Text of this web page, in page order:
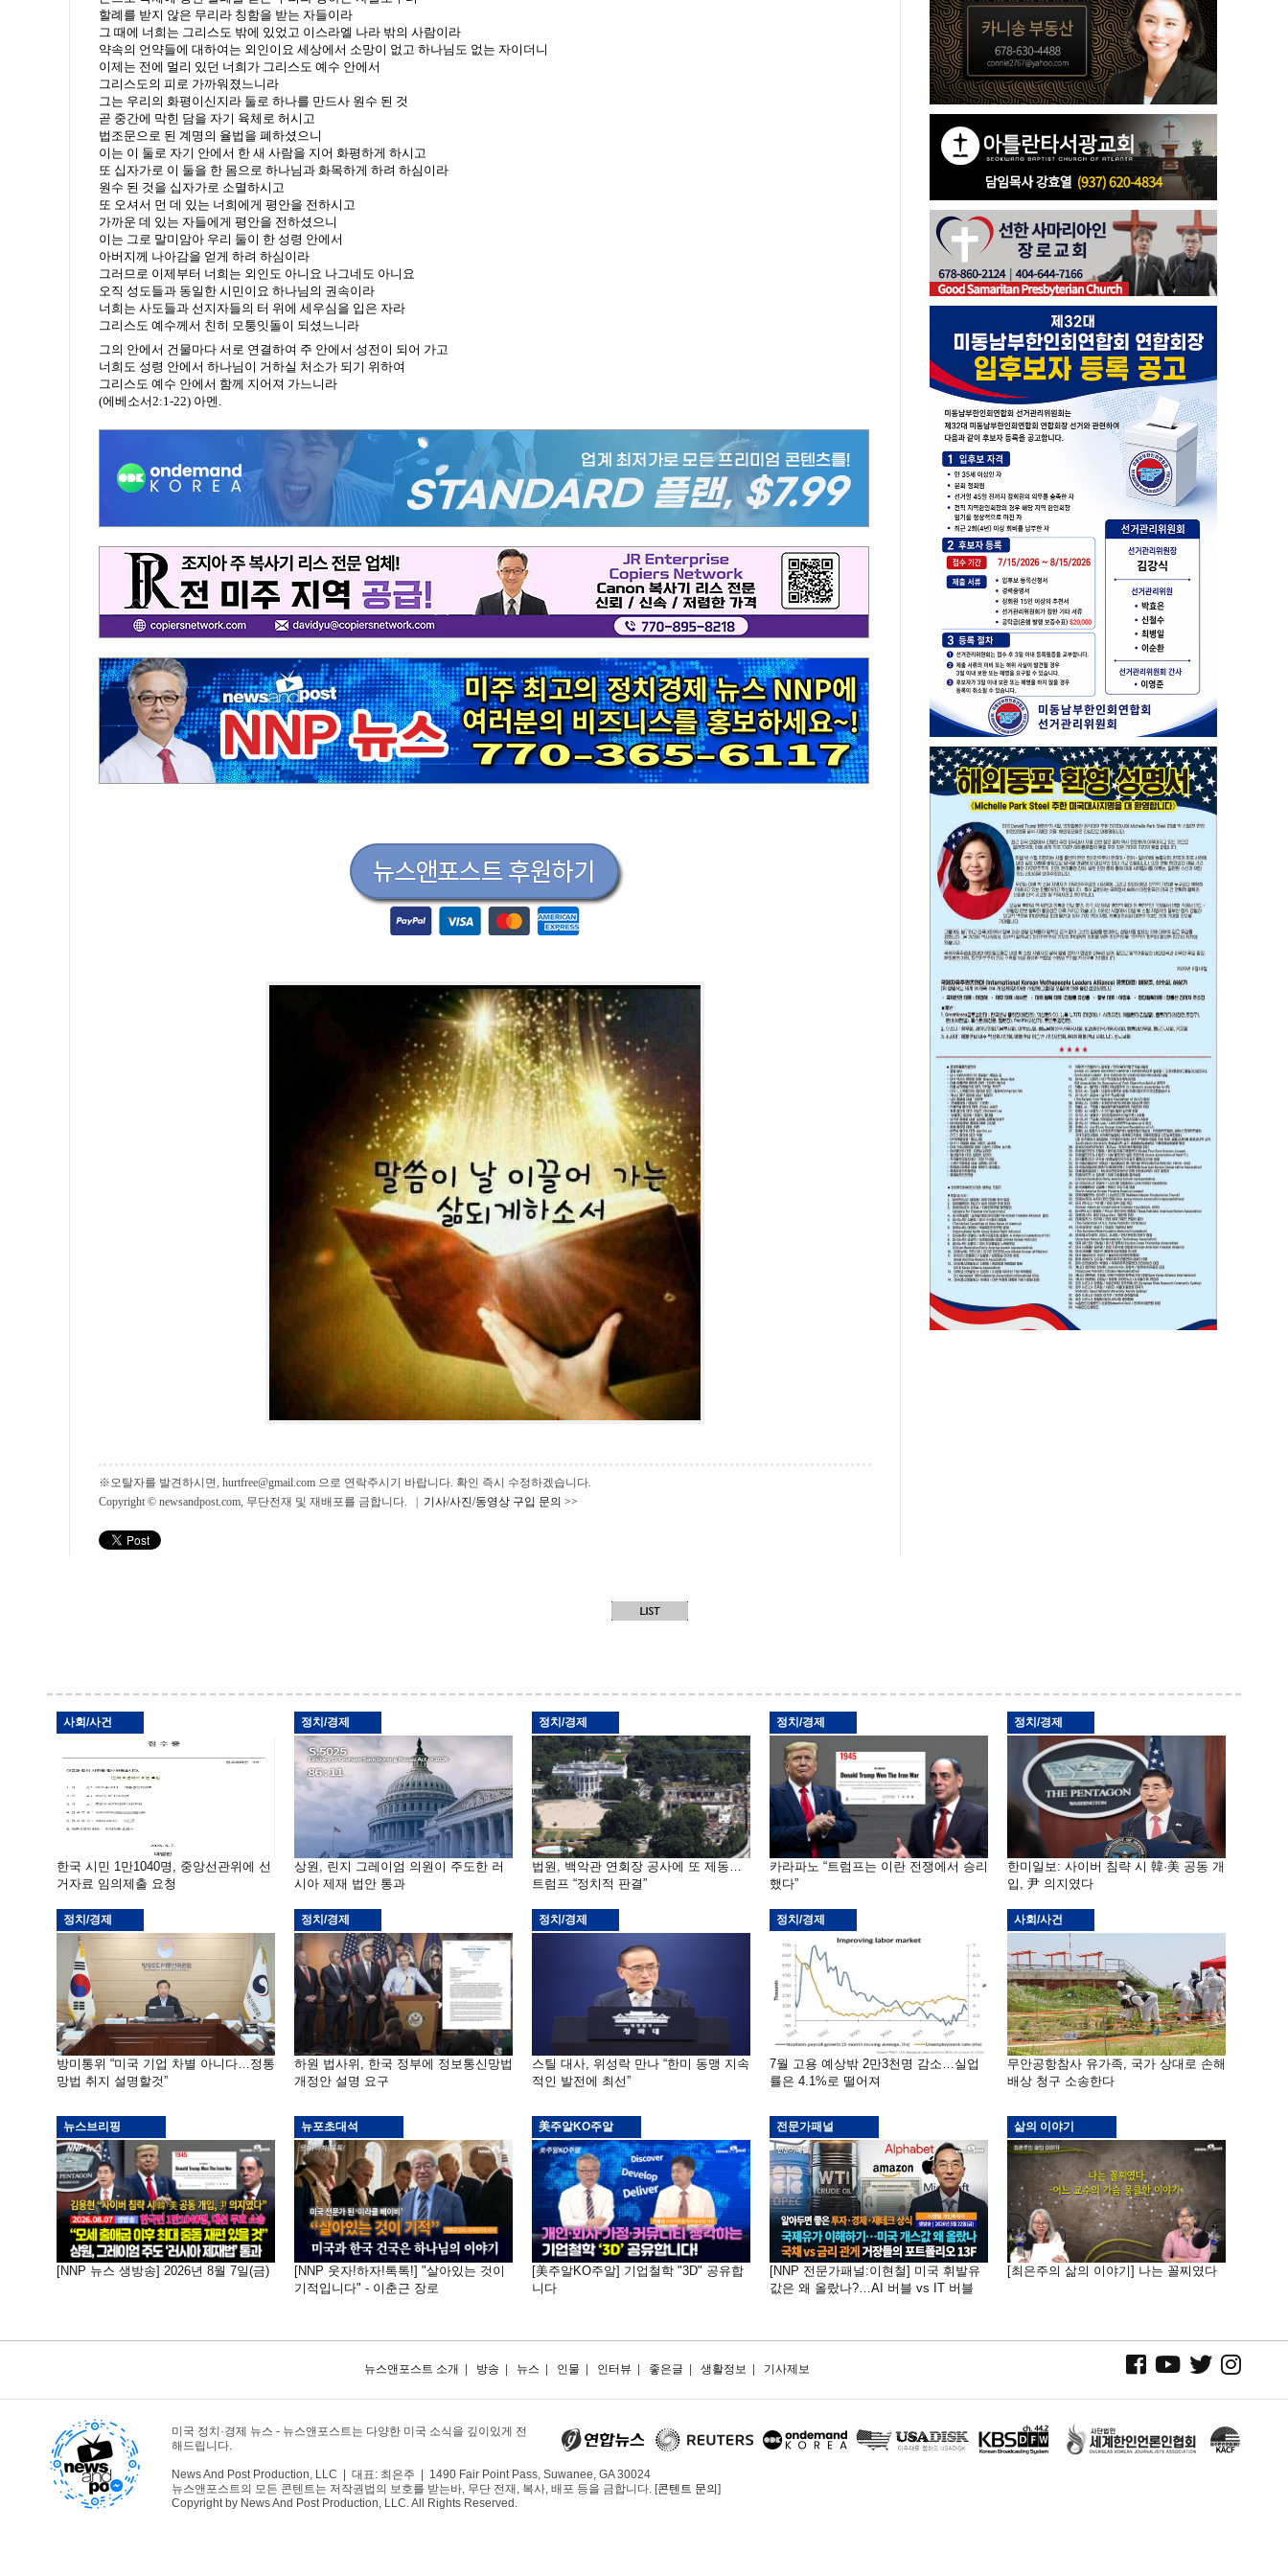
할례를 받지 않은 무리라 칭함을 받는 자들이라
그 때에 너희는 그리스도 밖에 있었고 이스라엘 나라 밖의 사람이라
약속의 언약들에 대하여는 외인이요 세상에서 소망이 없고 하나님도 없는 자이더니
이제는 전에 멀리 있던 너희가 그리스도 예수 안에서
그리스도의 피로 가까워졌느니라
그는 우리의 화평이신지라 둘로 하나를 만드사 원수 된 것
곧 중간에 막힌 담을 자기 육체로 허시고
법조문으로 된 계명의 율법을 폐하셨으니
이는 이 둘로 자기 안에서 한 새 사람을 지어 화평하게 하시고
또 십자가로 이 둘을 한 몸으로 하나님과 화목하게 하려 하심이라
원수 된 것을 십자가로 소멸하시고
또 오셔서 먼 데 있는 너희에게 평안을 전하시고
가까운 데 있는 자들에게 평안을 전하셨으니
이는 그로 말미암아 우리 둘이 한 성령 안에서
아버지께 나아감을 얻게 하려 하심이라
그러므로 이제부터 너희는 외인도 아니요 나그네도 아니요
오직 성도들과 동일한 시민이요 하나님의 권속이라
너희는 사도들과 선지자들의 터 위에 세우심을 입은 자라
그리스도 예수께서 친히 모퉁잇돌이 되셨느니라
그의 안에서 건물마다 서로 연결하여 주 안에서 성전이 되어 가고
너희도 성령 안에서 하나님이 거하실 처소가 되기 위하여
그리스도 예수 안에서 함께 지어져 가느니라
(에베소서2:1-22) 아멘.
※오탈자를 발견하시면, hurtfree@gmail.com 으로 연락주시기 바랍니다. 확인 즉시 수정하겠습니다.
Copyright © newsandpost.com, 무단전재 및 재배포를 금합니다. | 기사/사진/동영상 구입 문의 >>
사회/사건
한국 시민 1만1040명, 중앙선관위에 선
거자료 임의제출 요청
정치/경제
상원, 린지 그레이엄 의원이 주도한 러
시아 제재 법안 통과
정치/경제
법원, 백악관 연회장 공사에 또 제동…
트럼프 “정치적 판결”
정치/경제
카라파노 “트럼프는 이란 전쟁에서 승리
했다”
정치/경제
한미일보: 사이버 침략 시 韓·美 공동 개
입, 尹 의지였다
정치/경제
방미통위 “미국 기업 차별 아니다…정통
망법 취지 설명할것”
정치/경제
하원 법사위, 한국 정부에 정보통신망법
개정안 설명 요구
정치/경제
스틸 대사, 위성락 만나 “한미 동맹 지속
적인 발전에 최선”
정치/경제
7월 고용 예상밖 2만3천명 감소…실업
률은 4.1%로 떨어져
사회/사건
무안공항참사 유가족, 국가 상대로 손해
배상 청구 소송한다
뉴스브리핑
[NNP 뉴스 생방송] 2026년 8월 7일(금)
뉴포초대석
[NNP 웃자!하자!톡톡!] "살아있는 것이
기적입니다" - 이춘근 장로
美주알KO주알
[美주알KO주알] 기업철학 "3D" 공유합
니다
전문가패널
[NNP 전문가패널:이현철] 미국 휘발유
값은 왜 올랐나?…AI 버블 vs IT 버블
삶의 이야기
[최은주의 삶의 이야기] 나는 꼴찌였다
뉴스앤포스트 소개 방송 뉴스 인물 인터뷰 좋은글 생활정보 기사제보
미국 정치·경제 뉴스 - 뉴스앤포스트는 다양한 미국 소식을 깊이있게 전
해드립니다.
News And Post Production, LLC | 대표: 최은주 | 1490 Fair Point Pass, Suwanee, GA 30024
뉴스앤포스트의 모든 콘텐트는 저작권법의 보호를 받는바, 무단 전재, 복사, 배포 등을 금합니다. [콘텐트 문의 ]
Copyright by News And Post Production, LLC. All Rights Reserved.